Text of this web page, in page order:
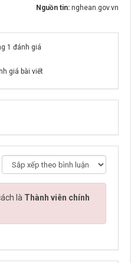
Nguồn tin: nghean.gov.vn
1 đánh giá
giá bài viết
là Thành viên chính